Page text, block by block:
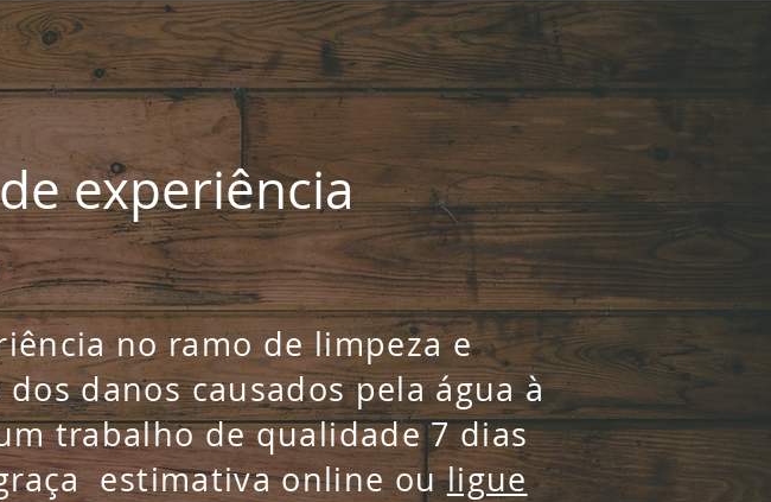
experiência
no ramo de limpeza e
danos causados pela água à
trabalho de qualidade 7 dias
estimativa online ouligue